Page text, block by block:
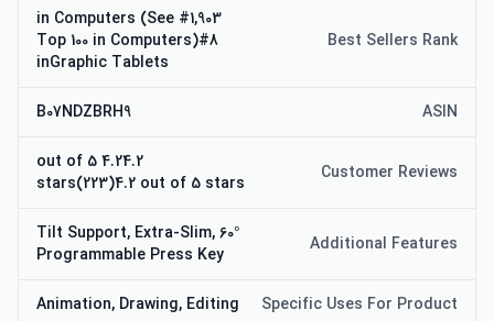
Best Sellers Rank
#1,903 in Computers (See
Top 100 in Computers)#8
inGraphic Tablets
ASIN
B07NDZBRH9
Customer Reviews
4.24.2 out of 5
stars(223)4.2 out of 5 stars
Additional Features
60° Tilt Support, Extra-Slim,
Programmable Press Key
Specific Uses For Product
Animation, Drawing, Editing